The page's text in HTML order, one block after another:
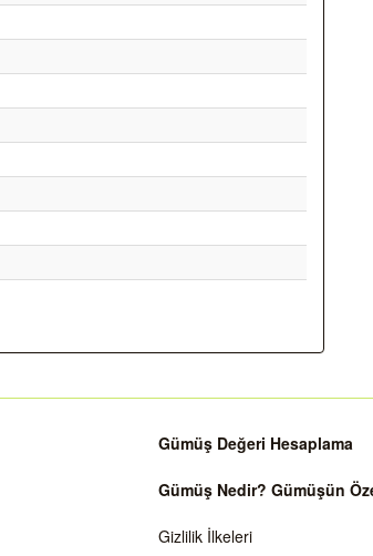
Gümüş Değeri Hesaplama
Gümüş Nedir? Gümüşün
Gizlilik İlkeleri